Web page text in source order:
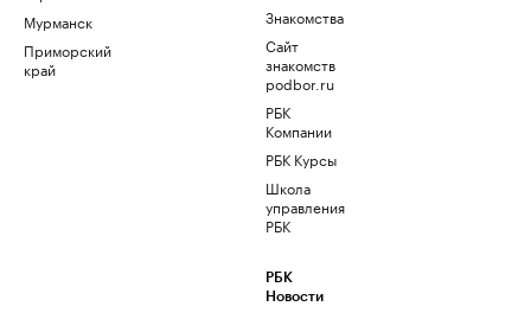
Мурманск
Приморский
край
Знакомства
Сайт
знакомств
podbor.ru
РБК
Компании
РБК Курсы
Школа
управления
РБК
РБК
Новости